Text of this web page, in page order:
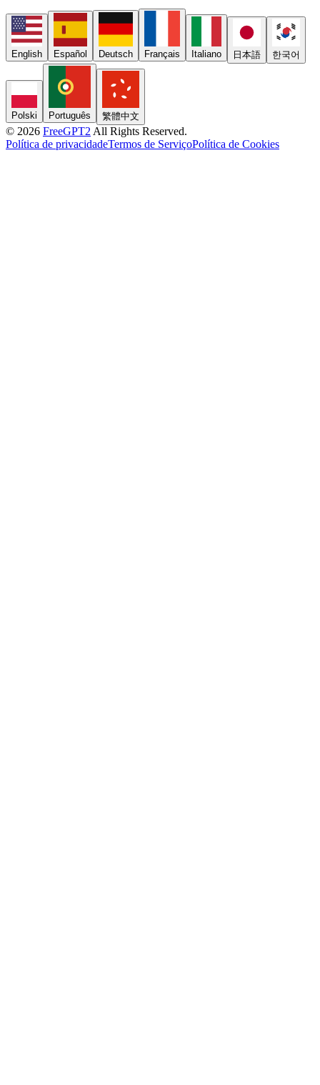
English Español Deutsch Français Italiano 日本語 한국어
Polski Português 繁體中文
© 2026 FreeGPT2 All Rights Reserved.
Política de privacidadeTermos de ServiçoPolítica de Cookies